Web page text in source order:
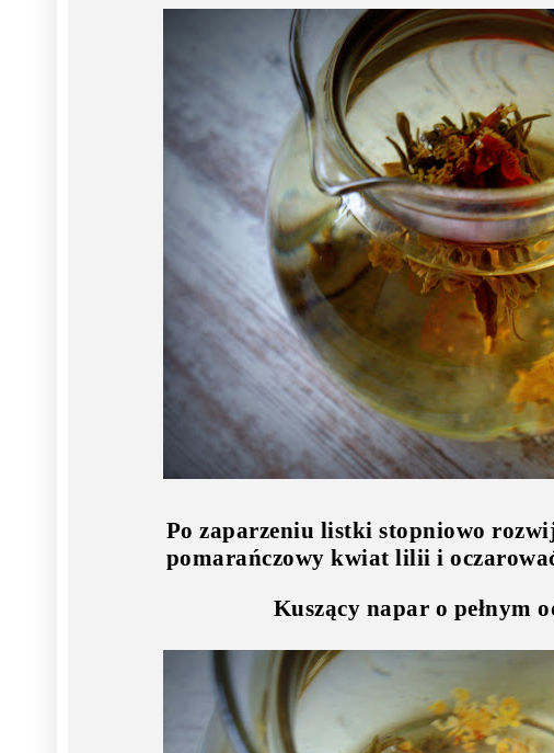
Po zaparzeniu listki stopniowo
pomarańczowy kwiat lilii i
Kuszący napar o pełnym